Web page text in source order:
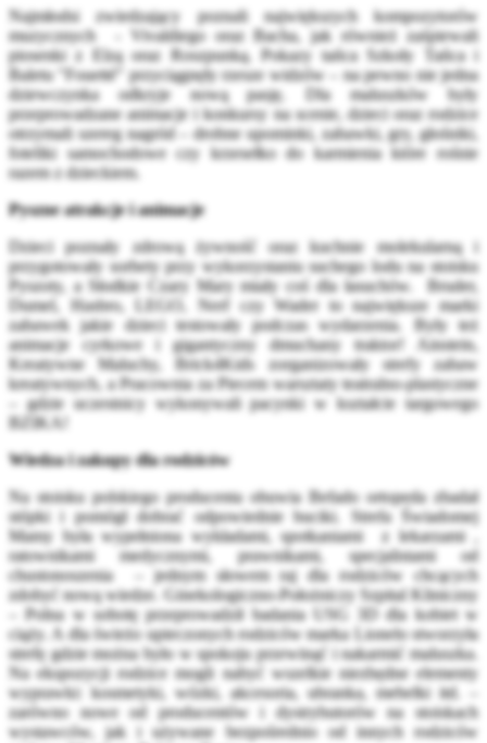
Najmłodsi zwiedzający poznali największych kompozytorów
muzycznych - Vivaldiego oraz Bacha, jak również zaśpiewali
piosenki z Elzą oraz Roszpunką. Pokazy tańca Szkoły Tańca i
Baletu "Fouetté" przyciągnęły rzesze widzów – na pewno nie jedna
dziewczynka odkryje nową pasję. Dla maluszków były
przeprowadzane animacje i konkursy na scenie, dzieci oraz rodzice
otrzymali szereg nagród – drobne upominki, zabawki, gry, głośniki,
foteliki samochodowe czy krzesełko do karmienia które rośnie
razem z dzieckiem.
Pyszne atrakcje i animacje
Dzieci poznały zdrową żywność oraz kuchnie molekularną i
przygotowały sorbety przy wykorzystaniu suchego lodu na stoisku
Pyszoty, a Słodkie Czary Mary miały coś dla łasuchów. Bruder,
Dumel, Hasbro, LEGO, Nerf czy Wader to największe marki
zabawek jakie dzieci testowały podczas wydarzenia. Były też
animacje cyrkowe i gigantyczny dmuchany traktor! Ainstein,
Kreatywne Maluchy, Brick4Kids zorganizowały strefy zabaw
kreatywnych, a Pracownia za Piecem warsztaty teatralno-plastyczne
– gdzie uczestnicy wykonywali pacynki w kształcie targowego
BZIKA!
Wiedza i zakupy dla rodziców
Na stoisku polskiego producenta obuwia Befado ortopeda zbadał
stópki i pomógł dobrać odpowiednie buciki. Strefa Świadomej
Mamy była wypełniona wykładami, spotkaniami z lekarzami ,
ratownikami medycznymi, prawnikami, specjalistami od
chustonoszenia – jednym słowem raj dla rodziców chcących
zdobyć nową wiedze. Ginekologiczno-Położniczy Szpital Kliniczny
– Polna w sobotę przeprowadził badania USG 3D dla kobiet w
ciąży. A dla świeżo upieczonych rodziców marka Lionelo stworzyła
strefę gdzie można było w spokoju przewinąć i nakarmić maluszka.
Na ekspozycji rodzice mogli nabyć wszelkie niezbędne elementy
wyprawki: kosmetyki, wózki, akcesoria, ubranka, mebelki itd. –
zarówno nowe od producentów i dystrybutorów na stoiskach
wystawców, jak i używane bezpośrednio od innych rodziców